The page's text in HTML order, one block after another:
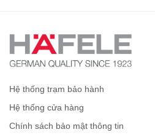
Hệ thống trạm bảo hành
Hệ thống cửa hàng
Chính sách bảo mật thông tin